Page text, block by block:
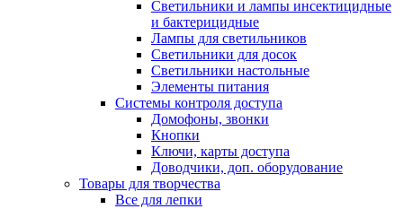
Светильники и лампы инсектицидные
и бактерицидные
Лампы для светильников
Светильники для досок
Светильники настольные
Элементы питания
Системы контроля доступа
Домофоны, звонки
Кнопки
Ключи, карты доступа
Доводчики, доп. оборудование
Товары для творчества
Все для лепки